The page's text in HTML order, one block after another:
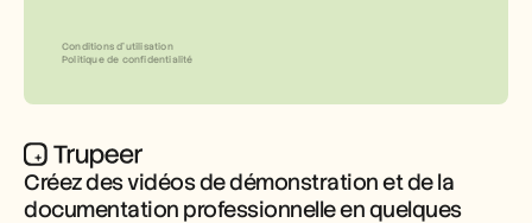
Créez des vidéos de démonstration et de la
documentation professionnelle en quelques
Conditions d’utilisation
Politique de confidentialité